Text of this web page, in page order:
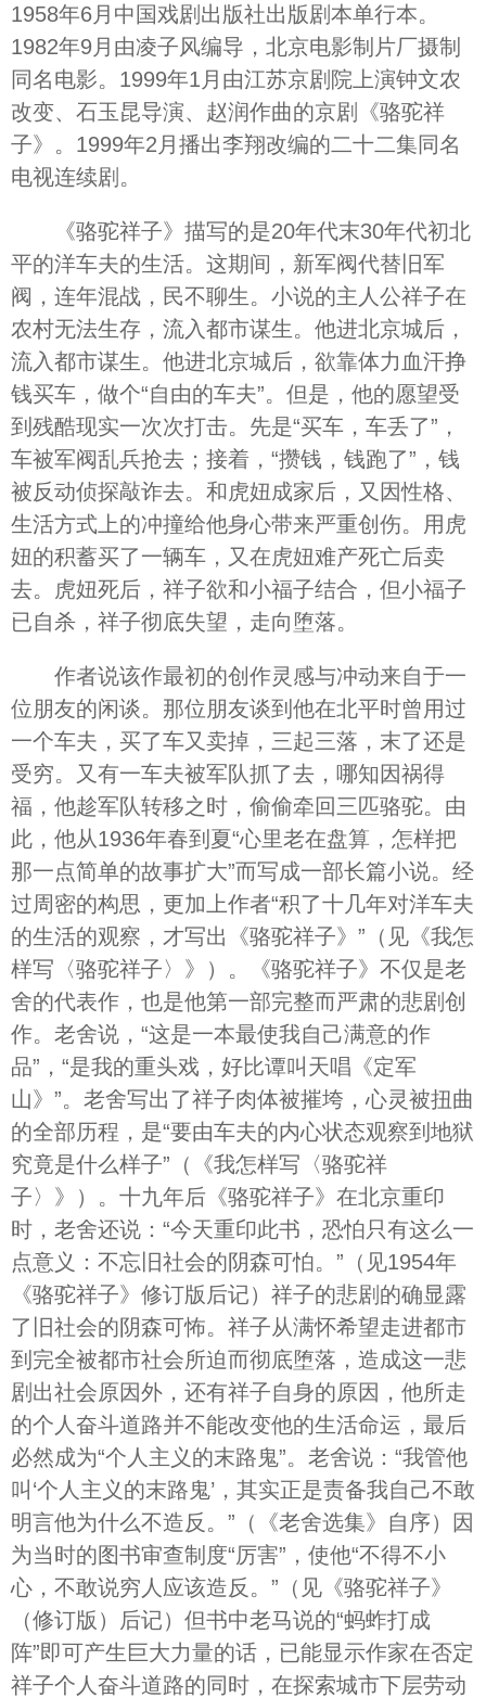
1958年6月中国戏剧出版社出版剧本单行本。
1982年9月由凌子风编导，北京电影制片厂摄制
同名电影。1999年1月由江苏京剧院上演钟文农
改变、石玉昆导演、赵润作曲的京剧《骆驼祥
子》。1999年2月播出李翔改编的二十二集同名
电视连续剧。
《骆驼祥子》描写的是20年代末30年代初北
平的洋车夫的生活。这期间，新军阀代替旧军
阀，连年混战，民不聊生。小说的主人公祥子在
农村无法生存，流入都市谋生。他进北京城后，
流入都市谋生。他进北京城后，欲靠体力血汗挣
钱买车，做个“自由的车夫”。但是，他的愿望受
到残酷现实一次次打击。先是“买车，车丢了”，
车被军阀乱兵抢去；接着，“攒钱，钱跑了”，钱
被反动侦探敲诈去。和虎妞成家后，又因性格、
生活方式上的冲撞给他身心带来严重创伤。用虎
妞的积蓄买了一辆车，又在虎妞难产死亡后卖
去。虎妞死后，祥子欲和小福子结合，但小福子
已自杀，祥子彻底失望，走向堕落。
作者说该作最初的创作灵感与冲动来自于一
位朋友的闲谈。那位朋友谈到他在北平时曾用过
一个车夫，买了车又卖掉，三起三落，末了还是
受穷。又有一车夫被军队抓了去，哪知因祸得
福，他趁军队转移之时，偷偷牵回三匹骆驼。由
此，他从1936年春到夏“心里老在盘算，怎样把
那一点简单的故事扩大”而写成一部长篇小说。经
过周密的构思，更加上作者“积了十几年对洋车夫
的生活的观察，才写出《骆驼祥子》”（见《我怎
样写〈骆驼祥子〉》）。《骆驼祥子》不仅是老
舍的代表作，也是他第一部完整而严肃的悲剧创
作。老舍说，“这是一本最使我自己满意的作
品”，“是我的重头戏，好比谭叫天唱《定军
山》”。老舍写出了祥子肉体被摧垮，心灵被扭曲
的全部历程，是“要由车夫的内心状态观察到地狱
究竟是什么样子”（《我怎样写〈骆驼祥
子〉》）。十九年后《骆驼祥子》在北京重印
时，老舍还说：“今天重印此书，恐怕只有这么一
点意义：不忘旧社会的阴森可怕。”（见1954年
《骆驼祥子》修订版后记）祥子的悲剧的确显露
了旧社会的阴森可怖。祥子从满怀希望走进都市
到完全被都市社会所迫而彻底堕落，造成这一悲
剧出社会原因外，还有祥子自身的原因，他所走
的个人奋斗道路并不能改变他的生活命运，最后
必然成为“个人主义的末路鬼”。老舍说：“我管他
叫‘个人主义的末路鬼’，其实正是责备我自己不敢
明言他为什么不造反。”（《老舍选集》自序）因
为当时的图书审查制度“厉害”，使他“不得不小
心，不敢说穷人应该造反。”（见《骆驼祥子》
（修订版）后记）但书中老马说的“蚂蚱打成
阵”即可产生巨大力量的话，已能显示作家在否定
祥子个人奋斗道路的同时，在探索城市下层劳动